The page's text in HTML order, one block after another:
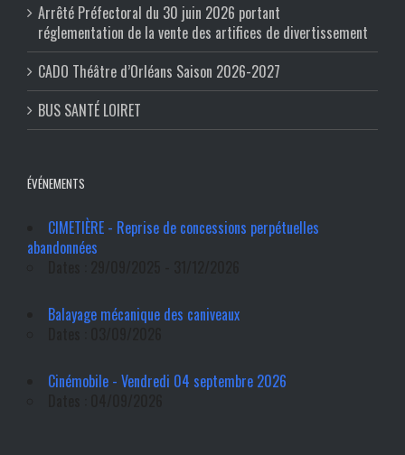
Arrêté Préfectoral du 30 juin 2026 portant
réglementation de la vente des artifices de divertissement
CADO Théâtre d’Orléans Saison 2026-2027
BUS SANTÉ LOIRET
ÉVÉNEMENTS
CIMETIÈRE - Reprise de concessions perpétuelles
abandonnées
Balayage mécanique des caniveaux
Cinémobile - Vendredi 04 septembre 2026